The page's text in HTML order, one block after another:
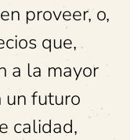
proveer, o,
que,
a la mayor
un futuro
calidad,